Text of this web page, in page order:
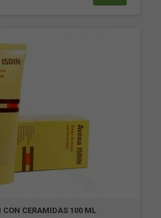
CON CERAMIDAS 100 ML